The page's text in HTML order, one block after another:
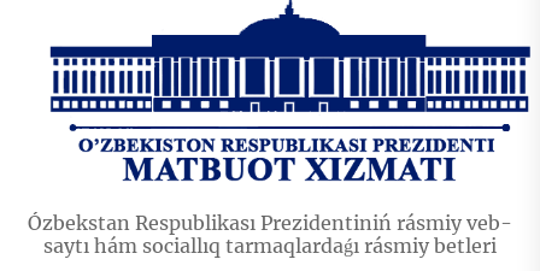
Ózbekstan Respublikası Prezidentiniń rásmiy veb-
saytı hám sociallıq tarmaqlardaǵı rásmiy betleri